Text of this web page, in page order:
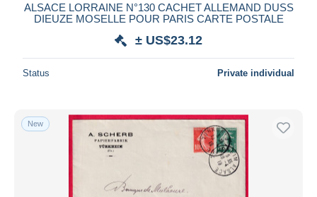
ALSACE LORRAINE N°130 CACHET ALLEMAND DUSS
DIEUZE MOSELLE POUR PARIS CARTE POSTALE
± US$23.12
Status Private individual
New